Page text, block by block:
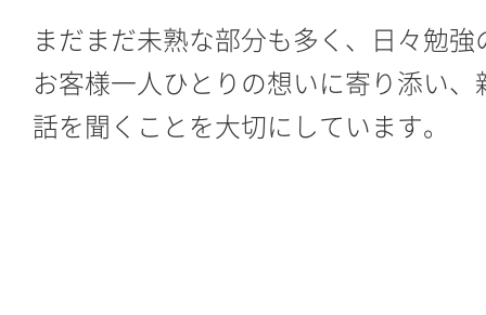
まだまだ未熟な部分も多く、日々勉
お客様一人ひとりの想いに寄り添い
話を聞くことを大切にしています。